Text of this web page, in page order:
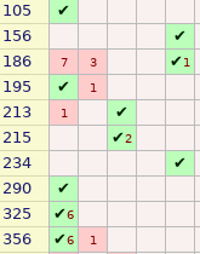
105
✔
156
✔
186 7 3 ✔1
195 ✔ 1
213 1
✔
215 ✔2
234
✔
290
✔
325 ✔6
356 ✔6 1